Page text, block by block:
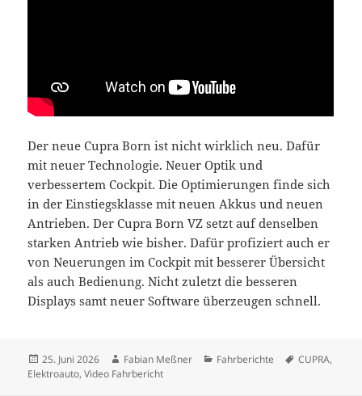
Der neue Cupra Born ist nicht wirklich neu. Dafür
mit neuer Technologie. Neuer Optik und
verbessertem Cockpit. Die Optimierungen finde sich
in der Einstiegsklasse mit neuen Akkus und neuen
Antrieben. Der Cupra Born VZ setzt auf denselben
starken Antrieb wie bisher. Dafür profiziert auch er
von Neuerungen im Cockpit mit besserer Übersicht
als auch Bedienung. Nicht zuletzt die besseren
Displays samt neuer Software überzeugen schnell.
Veröffentlicht
am
25. Juni 2026 Autor
Fabian Meßner Kategorien
Fahrberichte Schlagwörter
CUPRA,
Elektroauto,Video Fahrbericht